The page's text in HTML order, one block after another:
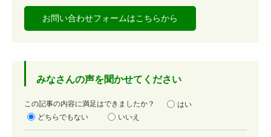
お問い合わせフォームはこちらから
みなさんの声を聞かせてください
満
足
この記事の内容に満足はできましたか？
はい
どちらでもない
いいえ